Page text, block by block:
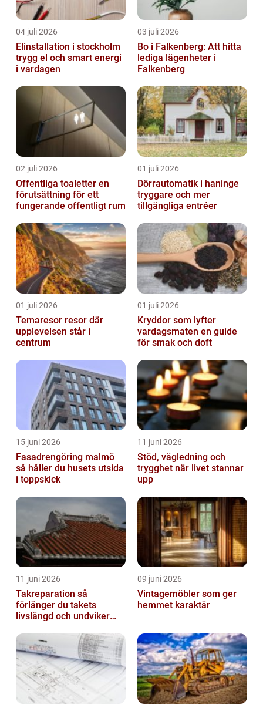
04 juli 2026
Elinstallation i stockholm
trygg el och smart energi
i vardagen
03 juli 2026
Bo i Falkenberg: Att hitta
lediga lägenheter i
Falkenberg
02 juli 2026
Offentliga toaletter en
förutsättning för ett
fungerande offentligt rum
01 juli 2026
Dörrautomatik i haninge
tryggare och mer
tillgängliga entréer
01 juli 2026
Temaresor resor där
upplevelsen står i
centrum
01 juli 2026
Kryddor som lyfter
vardagsmaten en guide
för smak och doft
15 juni 2026
Fasadrengöring malmö
så håller du husets utsida
i toppskick
11 juni 2026
Stöd, vägledning och
trygghet när livet stannar
upp
11 juni 2026
Takreparation så
förlänger du takets
livslängd och undviker
09 juni 2026
Vintagemöbler som ger
hemmet karaktär